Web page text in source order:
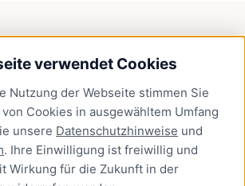
verwendet Cookies
Nutzung der Webseite stimmen Sie
Cookies in ausgewähltem Umfang
unsere Datenschutzhinweise und
. Ihre Einwilligung ist freiwillig und
Wirkung für die Zukunft in der